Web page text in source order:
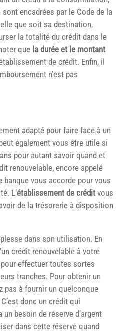
encadrées par le Code de la
que soit sa destination,
la totalité du crédit dans le
que la durée et le montant
de crédit. Enfin, il
n’est pas
adapté pour faire face à un
également vous être utile si
pour autant savoir quand et
renouvelable, encore appelé
banque vous accorde pour vous
L’établissement de crédit vous
de la trésorerie à disposition
dans son utilisation. En
crédit renouvelable à votre
effectuer toutes sortes
tranches. Pour obtenir un
pas à fournir un quelconque
donc un crédit qui
besoin de réserve d’argent
dans cette réserve quand